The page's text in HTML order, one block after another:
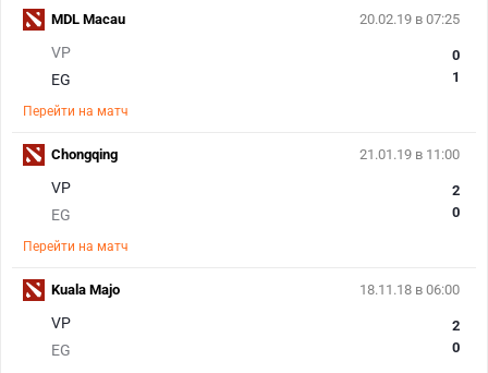
20.02.19 в 07:25
VP
EG
0
1
Перейти на матч
MDL Macau
21.01.19 в 11:00
VP
EG
2
0
Перейти на матч
Chongqing
18.11.18 в 06:00
VP
EG
2
0
Kuala Majo